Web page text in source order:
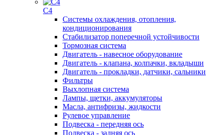
C4
Системы охлаждения, отопления,
кондиционирования
Стабилизатор поперечной устойчивости
Тормозная система
Двигатель - навесное оборудование
Двигатель - клапана, колпачки, вкладыши
Двигатель - прокладки, датчики, сальники
Фильтры
Выхлопная система
Лампы, щетки, аккумуляторы
Масла, антифризы, жидкости
Рулевое управление
Подвеска - передняя ось
Подвеска - задняя ось